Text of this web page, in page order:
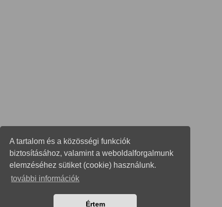
A tartalom és a közösségi funkciók
biztosításához, valamint a weboldalforgalmunk
elemzéséhez sütiket (cookie) használunk.
további információk
Értem